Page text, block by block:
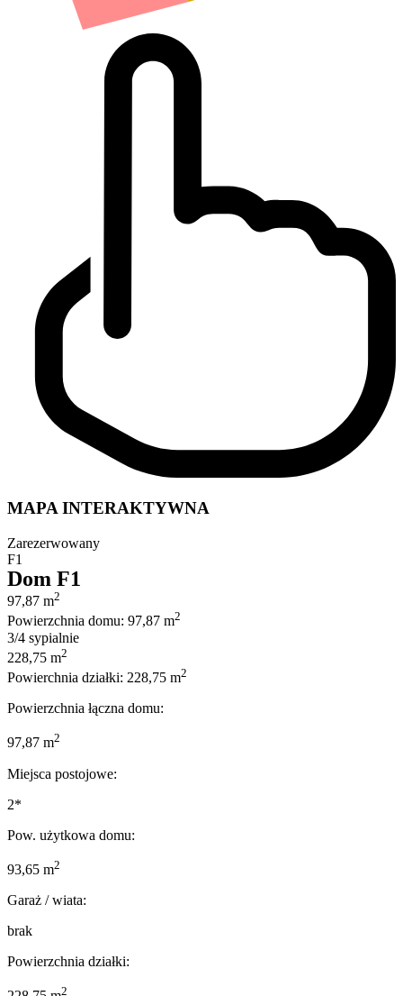
MAPA INTERAKTYWNA
Zarezerwowany
F1
Dom F1
97,87 m2
Powierzchnia domu: 97,87 m2
3/4 sypialnie
228,75 m2
Powierchnia działki: 228,75 m2
Powierzchnia łączna domu:
97,87 m2
Miejsca postojowe:
2*
Pow. użytkowa domu:
93,65 m2
Garaż / wiata:
brak
Powierzchnia działki:
2